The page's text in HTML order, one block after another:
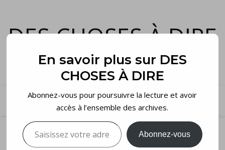
DES CHOSES À DIRE
et voilà…
En savoir plus sur DES
CHOSES À DIRE
Abonnez-vous pour poursuivre la lecture et avoir
accès à l’ensemble des archives.
Saisissez votre adresse e-mail…
Abonnez-vous